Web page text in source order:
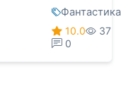
Фантастика
10.0
37
0